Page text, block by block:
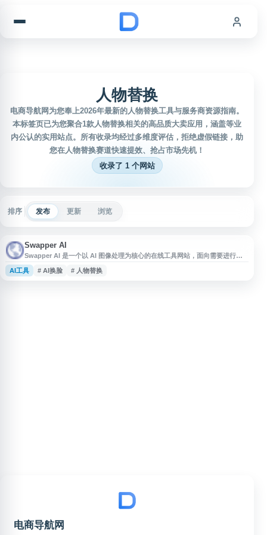
人物替换
电商导航网为您奉上2026年最新的人物替换工具与服务商资源指南。
本标签页已为您聚合1款人物替换相关的高品质大卖应用，涵盖等业
内公认的实用站点。所有收录均经过多维度评估，拒绝虚假链接，助
您在人物替换赛道快速提效、抢占市场先机！
收录了 1 个网站
排序 发布 更新 浏览
Swapper AI
Swapper AI 是一个以 AI 图像处理为核心的在线工具网站，面向需要进行图
片编辑、人物替换或视觉内容生成的用户。网站提供基于人工智能的自动化处
理能力，适合用于社交媒体素材、创意设计、头像制作及日常图片优化等场
AI工具 # AI换脸 # 人物替换
电商导航网